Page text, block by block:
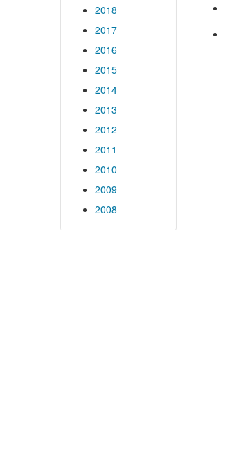
2018
2017
2016
2015
2014
2013
2012
2011
2010
2009
2008